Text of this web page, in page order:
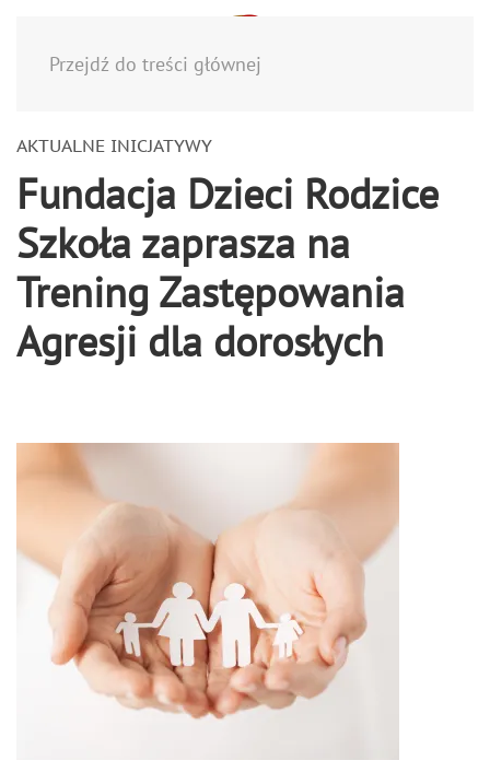
Przejdź do treści głównej
AKTUALNE INICJATYWY
Fundacja Dzieci Rodzice
Szkoła zaprasza na
Trening Zastępowania
Agresji dla dorosłych